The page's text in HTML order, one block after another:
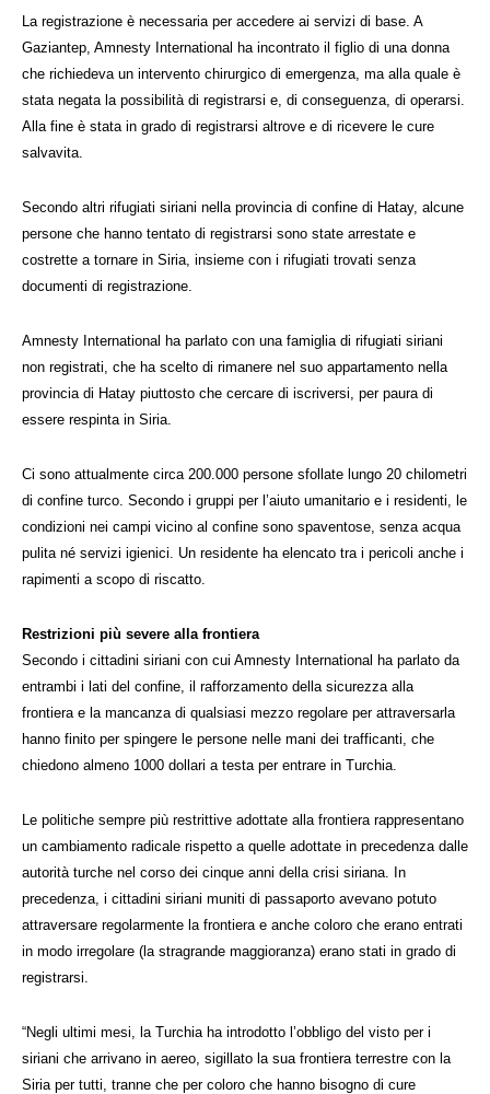
La registrazione è necessaria per accedere ai servizi di base. A
Gaziantep, Amnesty International ha incontrato il figlio di una donna
che richiedeva un intervento chirurgico di emergenza, ma alla quale è
stata negata la possibilità di registrarsi e, di conseguenza, di operarsi.
Alla fine è stata in grado di registrarsi altrove e di ricevere le cure
salvavita.
Secondo altri rifugiati siriani nella provincia di confine di Hatay, alcune
persone che hanno tentato di registrarsi sono state arrestate e
costrette a tornare in Siria, insieme con i rifugiati trovati senza
documenti di registrazione.
Amnesty International ha parlato con una famiglia di rifugiati siriani
non registrati, che ha scelto di rimanere nel suo appartamento nella
provincia di Hatay piuttosto che cercare di iscriversi, per paura di
essere respinta in Siria.
Ci sono attualmente circa 200.000 persone sfollate lungo 20 chilometri
di confine turco. Secondo i gruppi per l’aiuto umanitario e i residenti, le
condizioni nei campi vicino al confine sono spaventose, senza acqua
pulita né servizi igienici. Un residente ha elencato tra i pericoli anche i
rapimenti a scopo di riscatto.
Restrizioni più severe alla frontiera
Secondo i cittadini siriani con cui Amnesty International ha parlato da
entrambi i lati del confine, il rafforzamento della sicurezza alla
frontiera e la mancanza di qualsiasi mezzo regolare per attraversarla
hanno finito per spingere le persone nelle mani dei trafficanti, che
chiedono almeno 1000 dollari a testa per entrare in Turchia.
Le politiche sempre più restrittive adottate alla frontiera rappresentano
un cambiamento radicale rispetto a quelle adottate in precedenza dalle
autorità turche nel corso dei cinque anni della crisi siriana. In
precedenza, i cittadini siriani muniti di passaporto avevano potuto
attraversare regolarmente la frontiera e anche coloro che erano entrati
in modo irregolare (la stragrande maggioranza) erano stati in grado di
registrarsi.
“Negli ultimi mesi, la Turchia ha introdotto l’obbligo del visto per i
siriani che arrivano in aereo, sigillato la sua frontiera terrestre con la
Siria per tutti, tranne che per coloro che hanno bisogno di cure